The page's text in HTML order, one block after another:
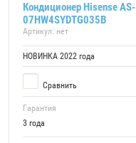
Кондиционер Hisense AS-
07HW4SYDTG035В
Артикул: нет
НОВИНКА 2022 года
Сравнить
Гарантия
3 года